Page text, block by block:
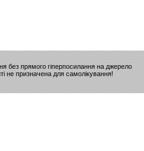
без прямого гіперпосилання на джерело
не призначена для самолікування!